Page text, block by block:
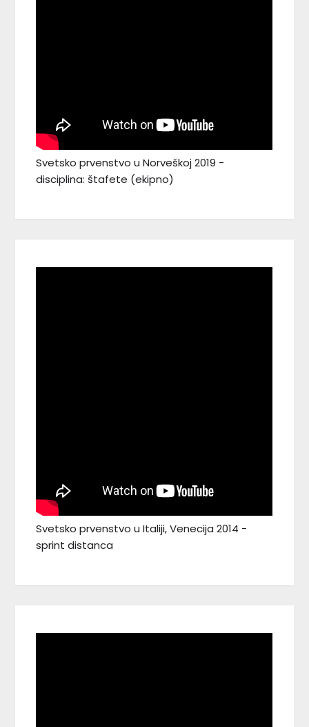
Svetsko prvenstvo u Norveškoj 2019 -
disciplina: štafete (ekipno)
Svetsko prvenstvo u Italiji, Venecija 2014 -
sprint distanca